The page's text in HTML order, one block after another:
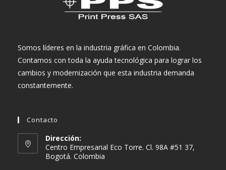
Somos líderes en la industria gráfica en Colombia.
Contamos con toda la ayuda tecnológica para lograr los
cambios y modernización que esta industria demanda
constantemente.
Contacto
Dirección:
Centro Empresarial Eco Torre. Cl. 98A #51 37,
Bogotá. Colombia